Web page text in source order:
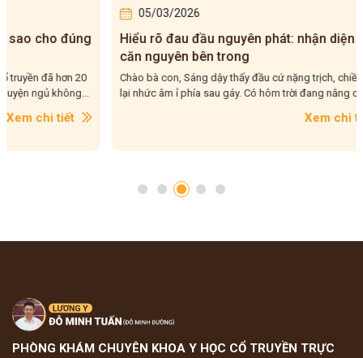
Hiểu rõ đau đầu nguyên phát: nhận diện và
căn nguyên bên trong
Chào bà con, Sáng dậy thấy đầu cứ nặng trịch, chiều đến
lại nhức âm ỉ phía sau gáy. Có hôm trời đang nắng chang...
Đau
Chào bà
đầu xuất
PHÒNG KHÁM CHUYÊN KHOA Y HỌC CỔ TRUYỀN TRỰC